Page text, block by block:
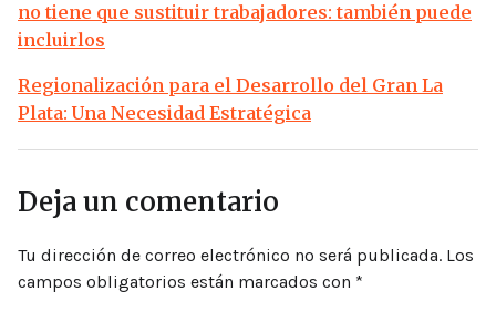
no tiene que sustituir trabajadores: también puede
incluirlos
Regionalización para el Desarrollo del Gran La
Plata: Una Necesidad Estratégica
Deja un comentario
Tu dirección de correo electrónico no será publicada. Los
campos obligatorios están marcados con *